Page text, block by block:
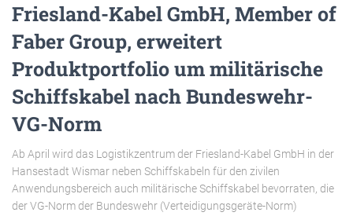
Friesland-Kabel GmbH, Member of
Faber Group, erweitert
Produktportfolio um militärische
Schiffskabel nach Bundeswehr-
VG-Norm
Ab April wird das Logistikzentrum der Friesland-Kabel GmbH in der
Hansestadt Wismar neben Schiffskabeln für den zivilen
Anwendungsbereich auch militärische Schiffskabel bevorraten, die
der VG-Norm der Bundeswehr (Verteidigungsgeräte-Norm)